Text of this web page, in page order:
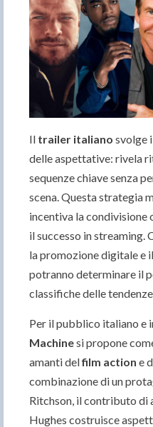
Il trailer italiano svolge
delle aspettative: rivela
sequenze chiave senza
scena. Questa strategia
incentiva la condivisione
il successo in streaming.
la promozione digitale e
potranno determinare il
classifiche delle
Per il pubblico italiano e
Machinesi propone
amanti delfilm action e
combinazione di un
Ritchson, il contributo
Hughes costruisce